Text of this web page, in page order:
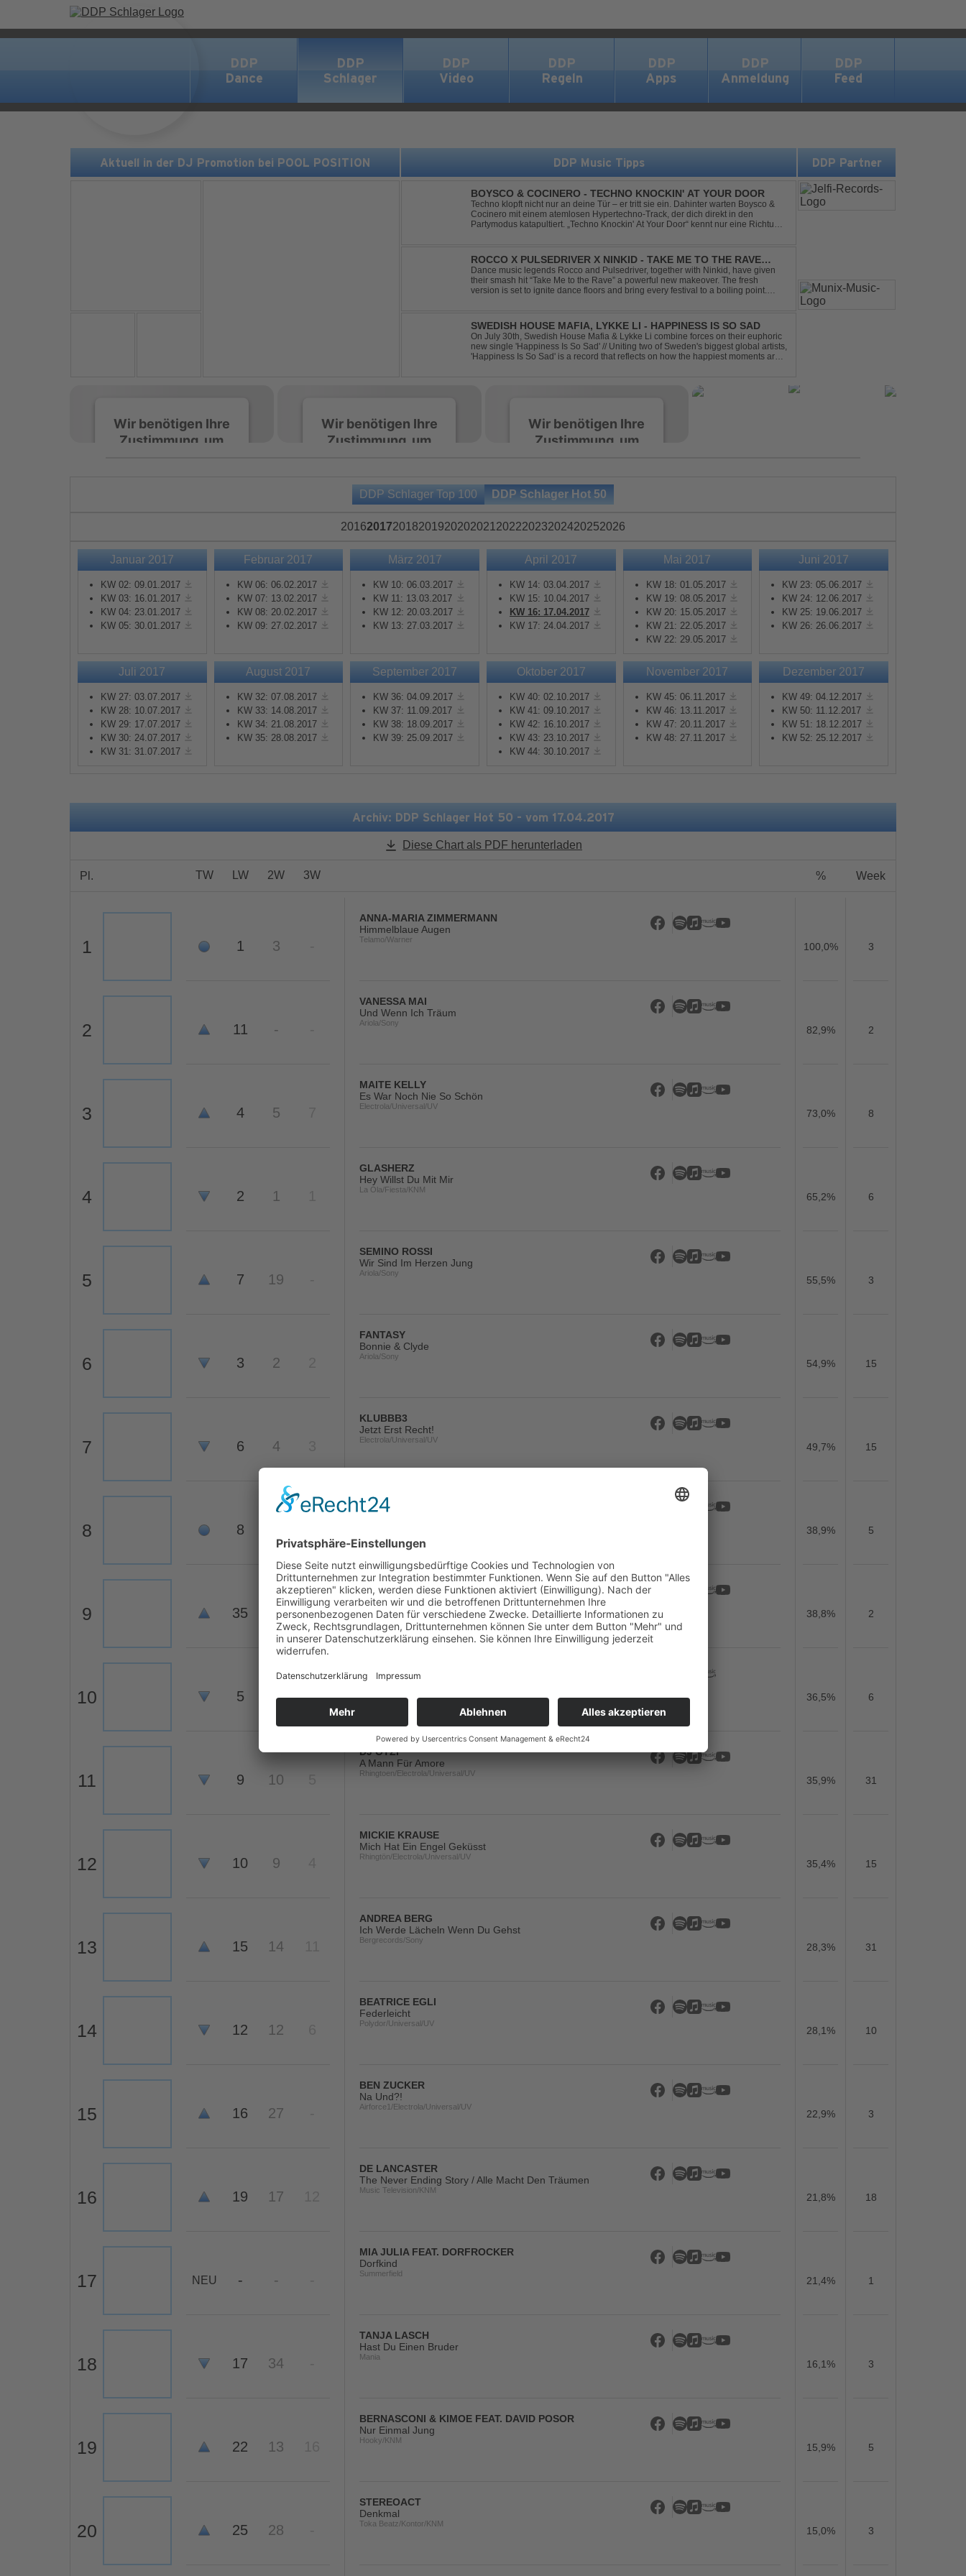
DDP
Dance
DDP
Schlager
DDP
Video
DDP
Regeln
DDP
Apps
DDP
Anmeldung
DDP
Feed
Aktuell in der DJ Promotion bei POOL POSITION DDP Music Tipps
BOYSCO & COCINERO - TECHNO KNOCKIN' AT YOUR DOOR
Techno klopft nicht nur an deine Tür – er tritt sie ein. Dahinter warten Boysco &
Cocinero mit einem atemlosen Hypertechno-Track, der dich direkt in den
Partymodus katapultiert. „Techno Knockin' At Your Door“ kennt nur eine Richtung:
ROCCO X PULSEDRIVER X NINKID - TAKE ME TO THE RAVE
(FESTIVAL MIX)
Dance music legends Rocco and Pulsedriver, together with Ninkid, have given
their smash hit “Take Me to the Rave” a powerful new makeover. The fresh
version is set to ignite dance floors and bring every festival to a boiling point.
SWEDISH HOUSE MAFIA, LYKKE LI - HAPPINESS IS SO SAD
On July 30th, Swedish House Mafia & Lykke Li combine forces on their euphoric
new single 'Happiness Is So Sad' // Uniting two of Sweden's biggest global artists,
'Happiness Is So Sad' is a record that reflects on how the happiest moments are
DDP Partner
Wir benötigen Ihre
Zustimmung, um
Daten zu Ihren
Aktivitäten sammeln.
Bitte lesen Sie die Details
durch und stimmen Sie
der Nutzung des Service
zu, um diese Inhalte
Mehr Informationen
Akzeptieren
powered byUsercentrics
Consent Management
Wir benötigen Ihre
Zustimmung, um
Wir verwenden Spotify,
um Inhalte einzubetten.
Daten zu Ihren
Aktivitäten sammeln.
Bitte lesen Sie die Details
durch und stimmen Sie
der Nutzung des Service
zu, um diese Inhalte
Mehr Informationen
Akzeptieren
powered byUsercentrics
Wir benötigen Ihre
Zustimmung, um
Wir verwenden Spotify,
um Inhalte einzubetten.
Daten zu Ihren
Aktivitäten sammeln.
Bitte lesen Sie die Details
durch und stimmen Sie
der Nutzung des Service
zu, um diese Inhalte
Mehr Informationen
Akzeptieren
powered byUsercentrics
Consent Management
DDP Schlager Top 100 DDP Schlager Hot 50
201620172018201920202021 20222023202420252026
Januar 2017
KW 02: 09.01.2017
KW 03: 16.01.2017
KW 04: 23.01.2017
KW 05: 30.01.2017
Februar 2017
KW 06: 06.02.2017
KW 07: 13.02.2017
KW 08: 20.02.2017
KW 09: 27.02.2017
März 2017
KW 10: 06.03.2017
KW 11: 13.03.2017
KW 12: 20.03.2017
KW 13: 27.03.2017
April 2017
KW 14: 03.04.2017
KW 15: 10.04.2017
KW 16: 17.04.2017
KW 17: 24.04.2017
Mai 2017
KW 18: 01.05.2017
KW 19: 08.05.2017
KW 20: 15.05.2017
KW 21: 22.05.2017
KW 22: 29.05.2017
Juni 2017
KW 23: 05.06.2017
KW 24: 12.06.2017
KW 25: 19.06.2017
KW 26: 26.06.2017
Juli 2017
KW 27: 03.07.2017
KW 28: 10.07.2017
KW 29: 17.07.2017
KW 30: 24.07.2017
KW 31: 31.07.2017
August 2017
KW 32: 07.08.2017
KW 33: 14.08.2017
KW 34: 21.08.2017
KW 35: 28.08.2017
September 2017
KW 36: 04.09.2017
KW 37: 11.09.2017
KW 38: 18.09.2017
KW 39: 25.09.2017
Oktober 2017
KW 40: 02.10.2017
KW 41: 09.10.2017
KW 42: 16.10.2017
KW 43: 23.10.2017
KW 44: 30.10.2017
November 2017
KW 45: 06.11.2017
KW 46: 13.11.2017
KW 47: 20.11.2017
KW 48: 27.11.2017
Dezember 2017
KW 49: 04.12.2017
KW 50: 11.12.2017
KW 51: 18.12.2017
KW 52: 25.12.2017
Archiv: DDP Schlager Hot 50 - vom 17.04.2017
Diese Chart als PDF herunterladen
Pl. TW LW 2W 3W % Week
1 1 3
ANNA-MARIA ZIMMERMANN
Himmelblaue Augen
Telamo/Warner
100,0% 3
2 11 -
VANESSA MAI
Und Wenn Ich Träum
Ariola/Sony
82,9% 2
3 4 5
MAITE KELLY
Es War Noch Nie So Schön
Electrola/Universal/UV
73,0% 8
4 2 1
GLASHERZ
Hey Willst Du Mit Mir
La Ola/Fiesta/KNM
65,2% 6
5 7 19
SEMINO ROSSI
Wir Sind Im Herzen Jung
Ariola/Sony
55,5% 3
6 3 2
FANTASY
Bonnie & Clyde
Ariola/Sony
54,9% 15
7 6 4
KLUBBB3
Jetzt Erst Recht!
Electrola/Universal/UV
49,7% 15
8 8
FRANK LUKAS
Noch Immer
38,9% 5
9 35 - -
DJ ÖTZI
Für Immer Jung
Electrola/Universal/UV
38,8% 2
10 5 6 8
Und Es War Sommer
36,5% 6
11 9 10 5
DJ ÖTZI
A Mann Für Amore
Rhingtoen/Electrola/Universal/UV
35,9% 31
12 10 9
MICKIE KRAUSE
Mich Hat Ein Engel Geküsst
Rhingtön/Electrola/Universal/UV
35,4% 15
13 15 14
ANDREA BERG
Ich Werde Lächeln Wenn Du Gehst
Bergrecords/Sony
28,3% 31
14 12 12
BEATRICE EGLI
Federleicht
Polydor/Universal/UV
28,1% 10
15 16 27
BEN ZUCKER
Na Und?!
Airforce1/Electrola/Universal/UV
22,9% 3
16 19 17
DE LANCASTER
The Never Ending Story / Alle Macht Den Träumen
Music Television/KNM
21,8% 18
17 NEU - -
MIA JULIA FEAT. DORFROCKER
Dorfkind
Summerfield
21,4% 1
18 17 34
TANJA LASCH
Hast Du Einen Bruder
Mania
16,1% 3
19 22 13
BERNASCONI & KIMOE FEAT. DAVID POSOR
Nur Einmal Jung
Hooky/KNM
15,9% 5
20 25 28
STEREOACT
Denkmal
Toka Beatz/Kontor/KNM
15,0% 3